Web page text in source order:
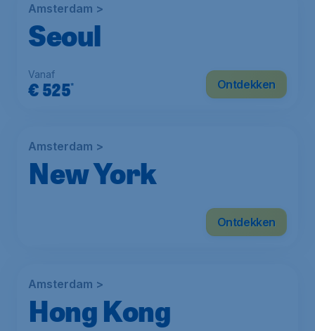
Amsterdam >
Seoul
€525*
Vanaf
Ontdekken
Amsterdam >
New York
Ontdekken
Amsterdam >
Hong Kong